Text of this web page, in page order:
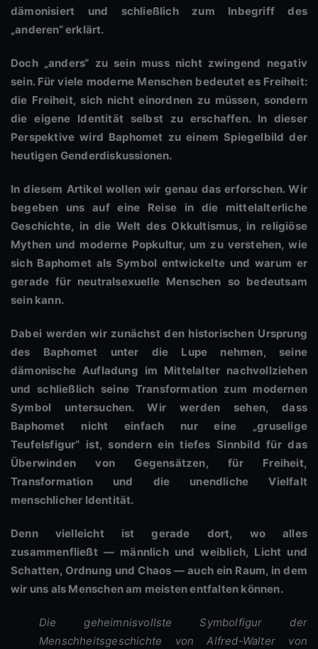
dämonisiert und schließlich zum Inbegriff des
„anderen“ erklärt.
Doch „anders“ zu sein muss nicht zwingend negativ
sein. Für viele moderne Menschen bedeutet es Freiheit:
die Freiheit, sich nicht einordnen zu müssen, sondern
die eigene Identität selbst zu erschaffen. In dieser
Perspektive wird Baphomet zu einem Spiegelbild der
heutigen Genderdiskussionen.
In diesem Artikel wollen wir genau das erforschen. Wir
begeben uns auf eine Reise in die mittelalterliche
Geschichte, in die Welt des Okkultismus, in religiöse
Mythen und moderne Popkultur, um zu verstehen, wie
sich Baphomet als Symbol entwickelte und warum er
gerade für neutralsexuelle Menschen so bedeutsam
sein kann.
Dabei werden wir zunächst den historischen Ursprung
des Baphomet unter die Lupe nehmen, seine
dämonische Aufladung im Mittelalter nachvollziehen
und schließlich seine Transformation zum modernen
Symbol untersuchen. Wir werden sehen, dass
Baphomet nicht einfach nur eine „gruselige
Teufelsfigur“ ist, sondern ein tiefes Sinnbild für das
Überwinden von Gegensätzen, für Freiheit,
Transformation und die unendliche Vielfalt
menschlicher Identität.
Denn vielleicht ist gerade dort, wo alles
zusammenfließt — männlich und weiblich, Licht und
Schatten, Ordnung und Chaos — auch ein Raum, in dem
wir uns als Menschen am meisten entfalten können.
Die geheimnisvollste Symbolfigur der
Menschheitsgeschichte von Alfred-Walter von